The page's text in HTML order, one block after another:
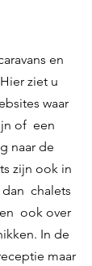
en
ziet u
waar
of een
naar de
zijn ook in
dan chalets
ook over
In de
maar